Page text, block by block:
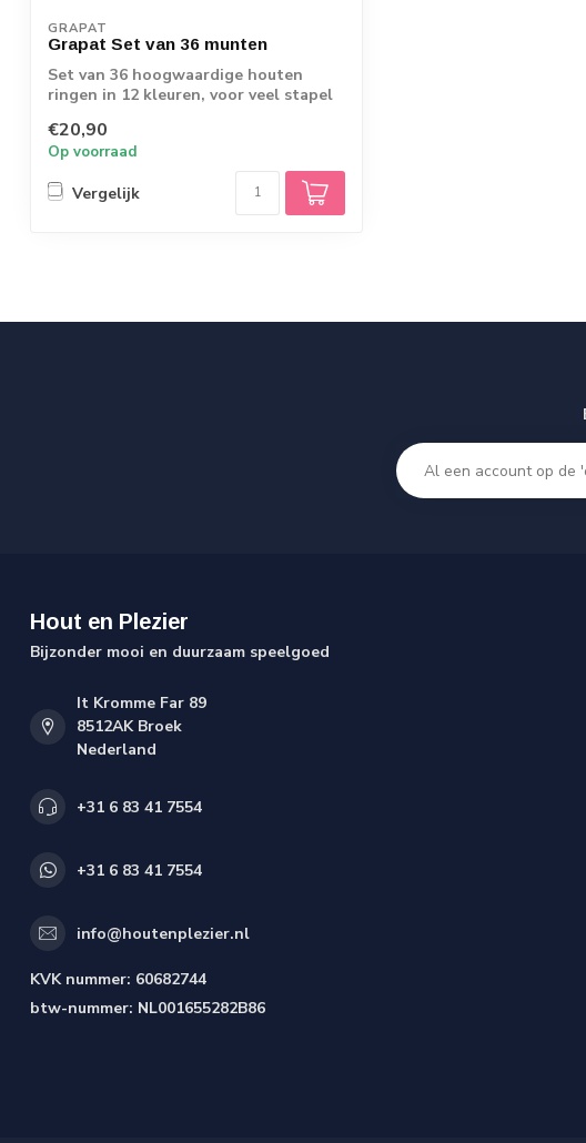
GRAPAT
Grapat Set van 36 munten
Set van 36 hoogwaardige houten
ringen in 12 kleuren, voor veel stapel
€20,90
Op voorraad
Vergelijk
Hout en Plezier
Bijzonder mooi en duurzaam speelgoed
It Kromme Far 89
8512AK Broek
Nederland
+31 6 83 41 7554
+31 6 83 41 7554
info@houtenplezier.nl
KVK nummer: 60682744
btw-nummer: NL001655282B86